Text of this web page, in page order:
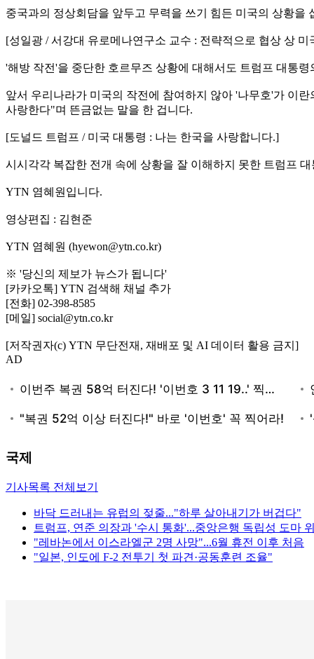
중국과의 정상회담을 앞두고 무력을 쓰기 힘든 미국의 상황을
[성일광 / 서강대 유로메나연구소 교수 : 전략적으로 협상 상
'해방 작전'을 중단한 호르무즈 상황에 대해서도 트럼프 대통
앞서 우리나라가 미국의 작전에 참여하지 않아 '나무호'가 이
사랑한다"며 뜬금없는 말을 한 겁니다.
[도널드 트럼프 / 미국 대통령 : 나는 한국을 사랑합니다.]
시시각각 복잡한 전개 속에 상황을 잘 이해하지 못한 트럼프
YTN 염혜원입니다.
영상편집 : 김현준
YTN 염혜원 (hyewon@ytn.co.kr)
※ '당신의 제보가 뉴스가 됩니다'
[카카오톡] YTN 검색해 채널 추가
[전화] 02-398-8585
[메일] social@ytn.co.kr
[저작권자(c) YTN 무단전재, 재배포 및 AI 데이터 활용 금지]
AD
국제
기사목록 전체보기
바닥 드러내는 유럽의 젖줄..."하루 살아내기가 버겁다"
트럼프, 연준 의장과 '수시 통화'...중앙은행 독립성 도마
"레바논에서 이스라엘군 2명 사망"...6월 휴전 이후 처음
"일본, 인도에 F-2 전투기 첫 파견·공동훈련 조율"